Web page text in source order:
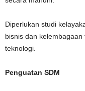
Diperlukan studi
bisnis dan
teknologi.
Penguatan SDM